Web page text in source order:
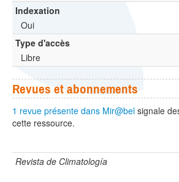
Indexation
Oui
Type d'accès
Libre
Revues et abonnements
1 revue présente dans Mir@bel signale
cette ressource.
Revista de Climatología